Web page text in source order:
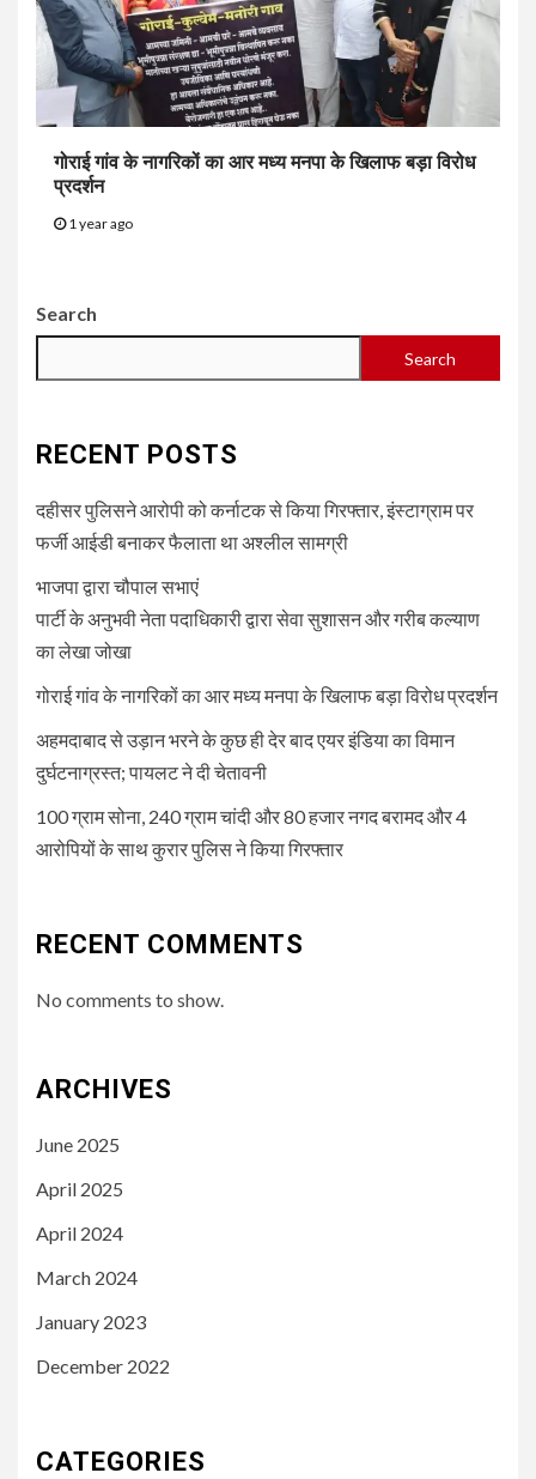
गोराई गांव के नागरिकों का आर मध्य मनपा के खिलाफ बड़ा विरोध
प्रदर्शन
1 year ago
Search
Search
RECENT POSTS
दहीसर पुलिसने आरोपी को कर्नाटक से किया गिरफ्तार, इंस्टाग्राम पर
फर्जी आईडी बनाकर फैलाता था अश्लील सामग्री
भाजपा द्वारा चौपाल सभाएं
पार्टी के अनुभवी नेता पदाधिकारी द्वारा सेवा सुशासन और गरीब कल्याण
का लेखा जोखा
गोराई गांव के नागरिकों का आर मध्य मनपा के खिलाफ बड़ा विरोध प्रदर्शन
अहमदाबाद से उड़ान भरने के कुछ ही देर बाद एयर इंडिया का विमान
दुर्घटनाग्रस्त; पायलट ने दी चेतावनी
100 ग्राम सोना, 240 ग्राम चांदी और 80 हजार नगद बरामद और 4
आरोपियों के साथ कुरार पुलिस ने किया गिरफ्तार
RECENT COMMENTS
No comments to show.
ARCHIVES
June 2025
April 2025
April 2024
March 2024
January 2023
December 2022
CATEGORIES